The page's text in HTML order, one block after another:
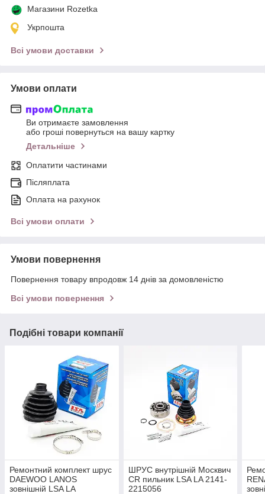
Магазини Rozetka
Укрпошта
Всі умови доставки
Умови оплати
Ви отримаєте замовлення
або гроші повернуться на вашу картку
Детальніше
Оплатити частинами
Післяплата
Оплата на рахунок
Всі умови оплати
Умови повернення
Повернення товару впродовж 14 днів за домовленістю
Всі умови повернення
Подібні товари компанії
Ремонтний комплект шрус
DAEWOO LANOS
зовнішній LSA LA
ШРУС внутрішній Москвич
CR пильник LSA LA 2141-
2215056